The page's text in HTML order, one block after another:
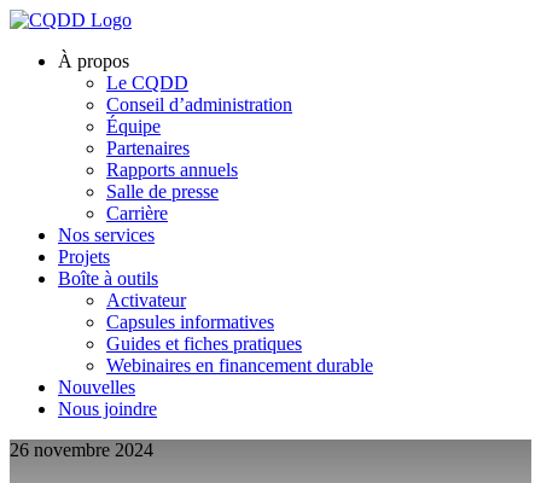
À propos
Le CQDD
Conseil d’administration
Équipe
Partenaires
Rapports annuels
Salle de presse
Carrière
Nos services
Projets
Boîte à outils
Activateur
Capsules informatives
Guides et fiches pratiques
Webinaires en financement durable
Nouvelles
Nous joindre
26 novembre 2024